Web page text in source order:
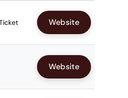
Website
Website